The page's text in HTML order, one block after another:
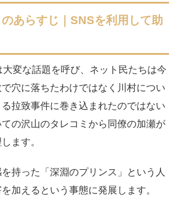
のあらすじ｜SNSを利用して助
変な話題を呼び、ネット民たちは今
穴に落ちたわけではなく川村につい
拉致事件に巻き込まれたのではない
の沢山のタレコミから同僚の加瀬が
ます。
持った「深淵のプリンス」という人
加えるという事態に発展します。